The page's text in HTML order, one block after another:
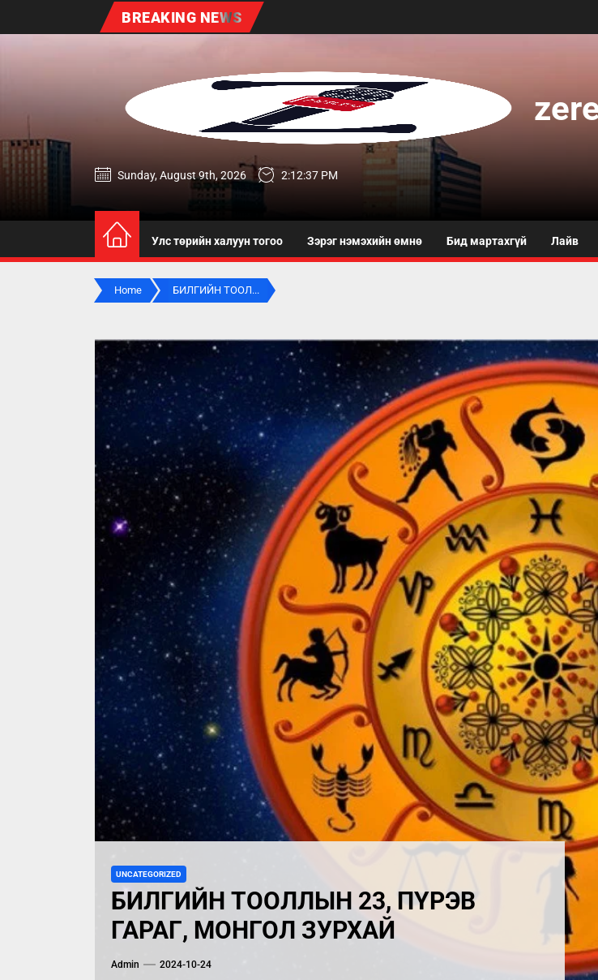
BREAKING NEWS Эзэмшил
zereg.mn
Sunday, August 9th, 2026 2:12:38 PM
Улс төрийн халуун тогоо Зэрэг нэмэхийн өмнө Бид мартахгүй Лайв
Home БИЛГИЙН ТООЛ...
UNCATEGORIZED
БИЛГИЙН ТООЛЛЫН 23, ПҮРЭВ
ГАРАГ, МОНГОЛ ЗУРХАЙ
Admin 2024-10-24